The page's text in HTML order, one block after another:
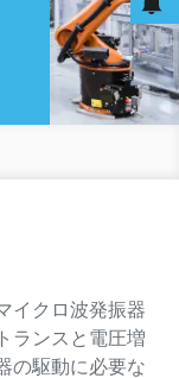
イクロ波発振器
ランスと電圧増
の駆動に必要な